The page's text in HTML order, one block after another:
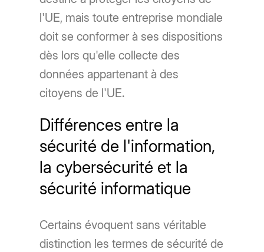
l'UE, mais toute entreprise mondiale
doit se conformer à ses dispositions
dès lors qu'elle collecte des
données appartenant à des
citoyens de l'UE.
Différences entre la
sécurité de l'information,
la cybersécurité et la
sécurité informatique
Certains évoquent sans véritable
distinction les termes de sécurité de